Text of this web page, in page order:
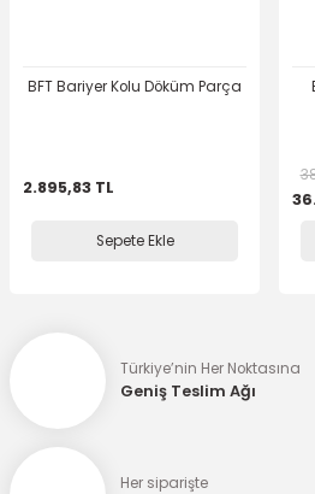
BFT Bariyer Kolu Döküm Parça
2.895,83 TL
Sepete Ekle
Türkiye’nin Her Noktasına
Geniş Teslim Ağı
Her siparişte